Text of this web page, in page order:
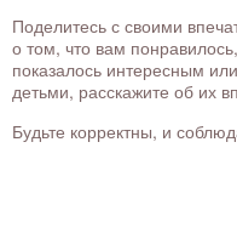
Поделитесь с своими
о том, что вам
показалось интересным
детьми, расскажите об их
Будьте корректны, и